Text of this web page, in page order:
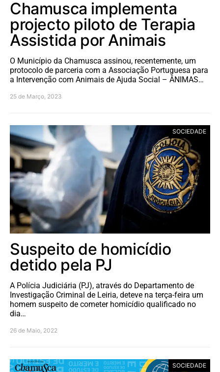
Chamusca implementa
projecto piloto de Terapia
Assistida por Animais
O Município da Chamusca assinou, recentemente, um
protocolo de parceria com a Associação Portuguesa para
a Intervenção com Animais de Ajuda Social – ÂNIMAS…
25 de Março, 2023
SOCIEDADE
Suspeito de homicídio
detido pela PJ
A Polícia Judiciária (PJ), através do Departamento de
Investigação Criminal de Leiria, deteve na terça-feira um
homem suspeito de cometer homicídio qualificado no
dia…
26 de Maio, 2022
SOCIEDADE